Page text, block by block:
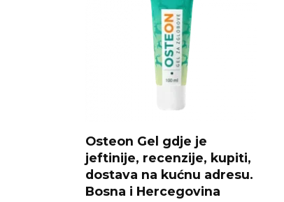
Osteon Gel gdje je
jeftinije, recenzije, kupiti,
dostava na kućnu adresu.
Bosna i Hercegovina